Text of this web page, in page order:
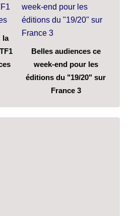
la
Belles audiences ce
week-end pour les
éditions du "19/20" sur
France 3